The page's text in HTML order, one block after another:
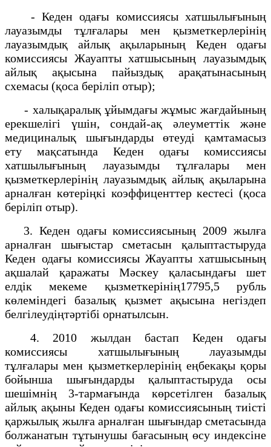
- Кеден одағы комиссиясы хатшылығының
лауазымды тұлғалары мен қызметкерлерінің
лауазымдық айлық ақыларының Кеден одағы
комиссиясы Жауапты хатшысының лауазымдық
айлық ақысына пайыздық арақатынасының
схемасы (қоса беріліп отыр);
- халықаралық ұйымдағы жұмыс жағдайының
ерекшелігі үшін, сондай-ақ әлеуметтік және
медициналық шығындарды өтеуді қамтамасыз
ету мақсатында Кеден одағы комиссиясы
хатшылығының лауазымды тұлғалары мен
қызметкерлерінің лауазымдық айлық ақыларына
арналған көтеріңкі коэффиценттер кестесі (қоса
беріліп отыр).
3. Кеден одағы комиссиясының 2009 жылға
арналған шығыстар сметасын қалыптастыруда
Кеден одағы комиссиясы Жауапты хатшысының
ақшалай қаражаты Мәскеу қаласындағы шет
елдік мекеме қызметкерінің17795,5 рубль
көлеміндегі базалық қызмет ақысына негіздеп
белгілеудіңтәртібі орнатылсын.
4. 2010 жылдан бастап Кеден одағы
комиссиясы хатшылығының лауазымды
тұлғалары мен қызметкерлерінің еңбекақы қоры
бойынша шығындарды қалыптастыруда осы
шешімнің 3-тармағында көрсетілген базалық
айлық ақыны Кеден одағы комиссиясының тиісті
қаржылық жылға арналған шығындар сметасында
болжанатын тұтынушы бағасының өсу индексіне